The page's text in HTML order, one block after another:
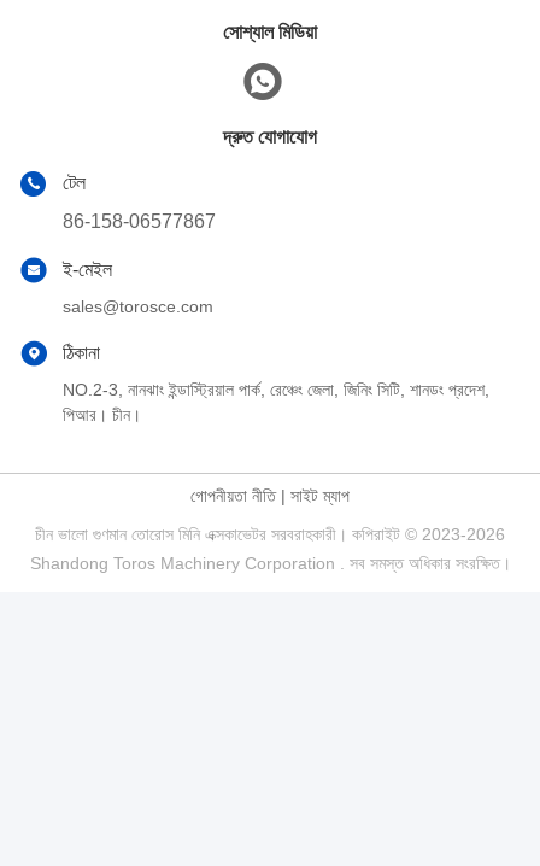
সোশ্যাল মিডিয়া
দ্রুত যোগাযোগ
টেল
86-158-06577867
ই-মেইল
sales@torosce.com
ঠিকানা
NO.2-3, নানঝাং ইন্ডাস্ট্রিয়াল পার্ক, রেঞ্চেং জেলা, জিনিং সিটি, শানডং প্রদেশ,
পিআর। চীন।
গোপনীয়তা নীতি| সাইট ম্যাপ
চীন ভালো গুণমান তোরোস মিনি এক্সকাভেটর সরবরাহকারী। কপিরাইট © 2023-2026
Shandong Toros Machinery Corporation . সব সমস্ত অধিকার সংরক্ষিত।